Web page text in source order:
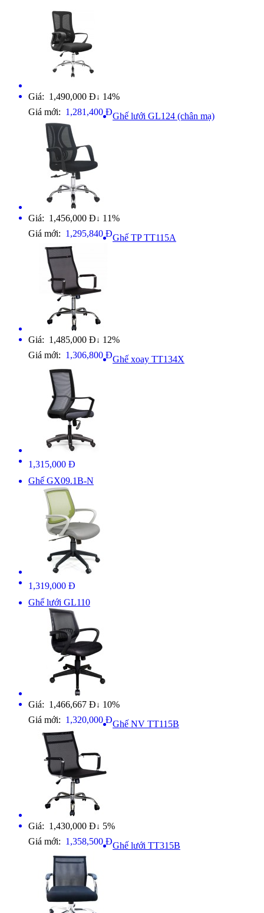
Giá: 1,490,000 Đ ↓ 14%
Giá mới: 1,281,400 ĐGhế lưới GL124 (chân mạ)
Giá: 1,456,000 Đ ↓ 11%
Giá mới: 1,295,840 ĐGhế TP TT115A
Giá: 1,485,000 Đ ↓ 12%
Giá mới: 1,306,800 ĐGhế xoay TT134X
1,315,000 Đ
Ghế GX09.1B-N
1,319,000 Đ
Ghế lưới GL110
Giá: 1,466,667 Đ ↓ 10%
Giá mới: 1,320,000 ĐGhế NV TT115B
Giá: 1,430,000 Đ ↓ 5%
Giá mới: 1,358,500 ĐGhế lưới TT315B